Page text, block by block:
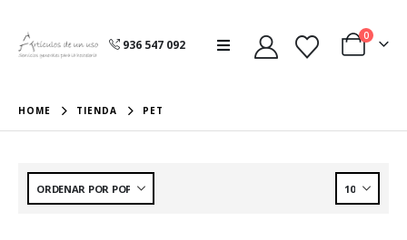
936 547 092
0
HOME TIENDA PET